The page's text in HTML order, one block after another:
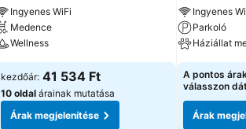
Ingyenes WiFi
Medence
Wellness
kezdőár: 41 534 Ft
10 oldal árainak mutatása
Árak megjelenítése
Ingyenes
Parkoló
Háziállat
A pontos
válasszon
Árak